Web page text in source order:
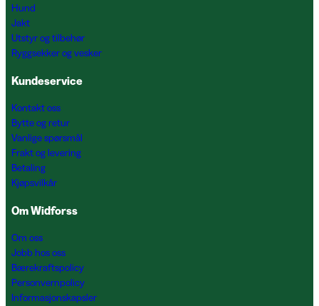
Hund
Jakt
Utstyr og tilbehør
Ryggsekker og vesker
Kundeservice
Kontakt oss
Bytte og retur
Vanlige spørsmål
Frakt og levering
Betaling
Kjøpsvilkår
Om Widforss
Om oss
Jobb hos oss
Bærekraftspolicy
Personvernpolicy
Informasjonskapsler